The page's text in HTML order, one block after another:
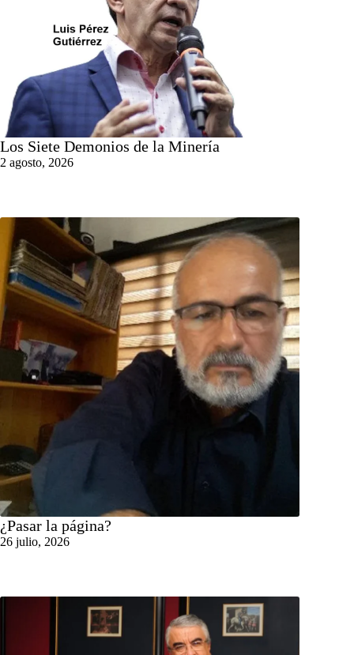
Los Siete Demonios de la Minería
2 agosto, 2026
¿Pasar la página?
26 julio, 2026